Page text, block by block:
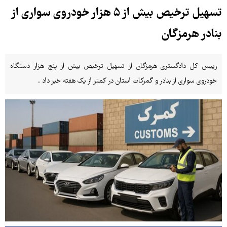
تسهیل ترخیص بیش از ۵ هزار خودروی سواری از
بنادر هرمزگان
رییس کل دادگستری هرمزگان از تسهیل ترخیص بیش از پنج هزار دستگاه
خودروی سواری از بنادر و گمرکات استان در کمتر از یک هفته خبر داد .